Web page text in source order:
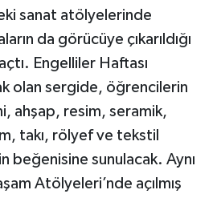
sanat atölyelerinde
da görücüye çıkarıldığı
Engelliler Haftası
olan sergide, öğrencilerin
ahşap, resim, seramik,
takı, rölyef ve tekstil
beğenisine sunulacak. Aynı
Atölyeleri’nde açılmış